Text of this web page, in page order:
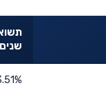
שנים